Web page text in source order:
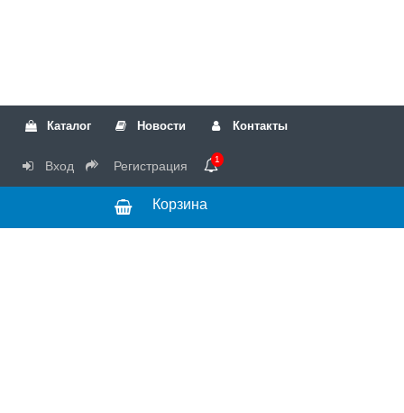
Каталог Новости Контакты
Вход Регистрация 1
Корзина